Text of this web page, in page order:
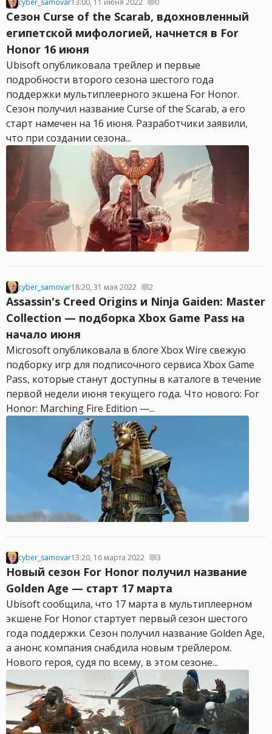
cyber_samovar13:00, 11 июня 2022 0
Сезон Curse of the Scarab, вдохновленный
египетской мифологией, начнется в For
Honor 16 июня
Ubisoft опубликовала трейлер и первые
подробности второго сезона шестого года
поддержки мультиплеерного экшена For Honor.
Сезон получил название Curse of the Scarab, а его
старт намечен на 16 июня. Разработчики заявили,
что при создании сезона...
cyber_samovar18:20, 31 мая 2022 2
Assassin's Creed Origins и Ninja Gaiden: Master
Collection — подборка Xbox Game Pass на
начало июня
Microsoft опубликовала в блоге Xbox Wire свежую
подборку игр для подписочного сервиса Xbox Game
Pass, которые станут доступны в каталоге в течение
первой недели июня текущего года. Что нового: For
Honor: Marching Fire Edition —...
cyber_samovar13:20, 16 марта 2022 3
Новый сезон For Honor получил название
Golden Age — старт 17 марта
Ubisoft сообщила, что 17 марта в мультиплеерном
экшене For Honor стартует первый сезон шестого
года поддержки. Сезон получил название Golden Age,
а анонс компания снабдила новым трейлером.
Нового героя, судя по всему, в этом сезоне...